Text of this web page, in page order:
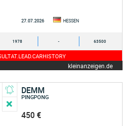
27.07.2026 HESSEN
1978 - 63500
kleinanzeigen.de
DEMM
PINGPONG
450 €